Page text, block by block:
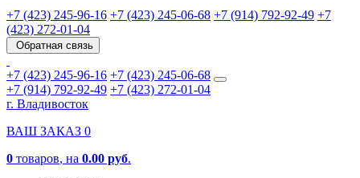
+7 (423) 245-96-16 +7 (423) 245-06-68 +7 (914) 792-92-49 +7
(423) 272-01-04
Обратная связь
+7 (423) 245-96-16 +7 (423) 245-06-68
+7 (914) 792-92-49 +7 (423) 272-01-04
г. Владивосток
ВАШ ЗАКАЗ 0
0 товаров, на 0.00 руб.